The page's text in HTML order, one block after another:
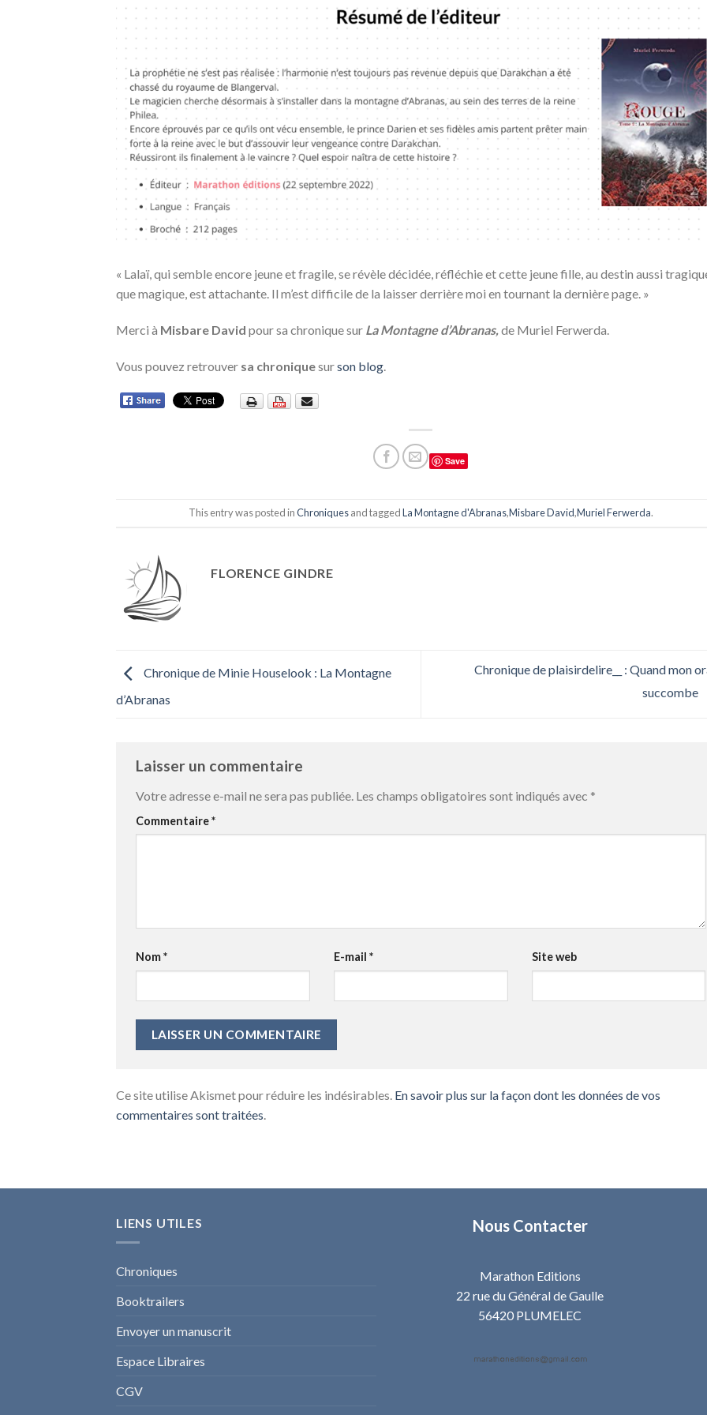
« Lalaï, qui semble encore jeune et fragile, se révèle décidée, réfléchie et cette jeune fille, au destin aussi
que magique, est attachante. Il m’est difficile de la laisser derrière moi en tournant la dernière page. »
Merci à Misbare David pour sa chronique sur La Montagne d’Abranas,de Muriel Ferwerda.
Vous pouvez retrouver sa chroniquesurson blog
Save
This entry was posted inChroniquesand taggedLa Montagne d'Abranas,Misbare David,Muriel Ferwerda.
FLORENCE GINDRE
Chronique de Minie Houselook : La Montagne
d’Abranas
Chronique de plaisirdelire__ : Quand mon
succombe
Laisser un commentaire
Votre adresse e-mail ne sera pas publiée. Les champs obligatoires sont indiqués avec *
Commentaire*
Nom* E-mail * Site web
Ce site utilise Akismet pour réduire les indésirables. En savoir plus sur la façon dont les données de vos
commentaires sont traitées.
LIENS UTILES
Chroniques
Booktrailers
Envoyer un manuscrit
Espace Libraires
CGV
Nous Contacter
Marathon Editions
22 rue du Général de Gaulle
56420 PLUMELEC